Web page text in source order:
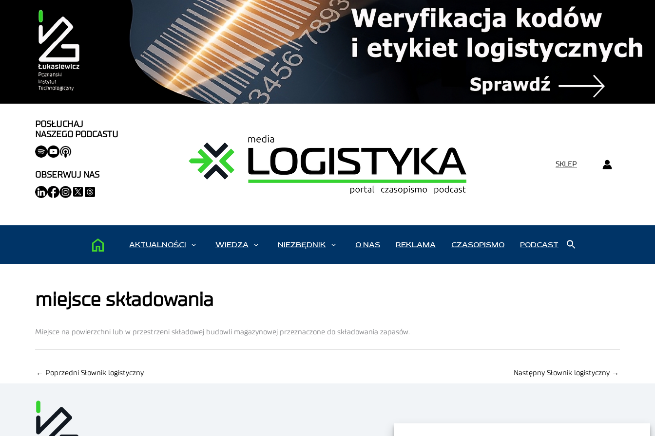
POSŁUCHAJ
NASZEGO PODCASTU
OBSERWUJ NAS
SKLEP
AKTUALNOŚCI WIEDZA NIEZBĘDNIK O NAS REKLAMA CZASOPISMO PODCAST
miejsce składowania
Miejsce na powierzchni lub w przestrzeni składowej budowli magazynowej przeznaczone do składowania zapasów.
← Poprzedni Słownik logistyczny Następny Słownik logistyczny →